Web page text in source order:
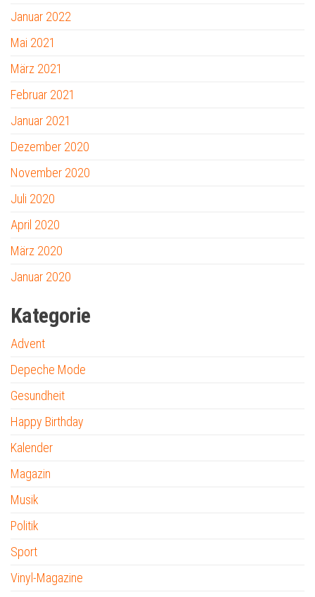
Januar 2022
Mai 2021
März 2021
Februar 2021
Januar 2021
Dezember 2020
November 2020
Juli 2020
April 2020
März 2020
Januar 2020
Kategorie
Advent
Depeche Mode
Gesundheit
Happy Birthday
Kalender
Magazin
Musik
Politik
Sport
Vinyl-Magazine